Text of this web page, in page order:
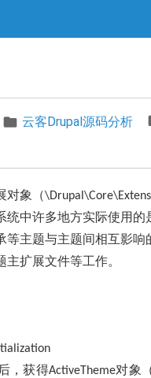
云客Drupal源码分析
对象（
中许多地方实际使用
主题与主题间相互影
扩展文件等工作。
，获得ActiveTheme对象